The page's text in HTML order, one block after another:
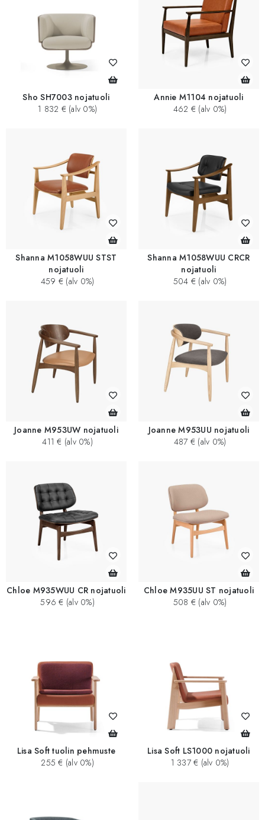
Sho SH7003 nojatuoli
1 832 € (alv 0%)
Annie M1104 nojatuoli
462 € (alv 0%)
Shanna M1058WUU STST
nojatuoli
459 € (alv 0%)
Shanna M1058WUU CRCR
nojatuoli
504 € (alv 0%)
Joanne M953UW nojatuoli
411 € (alv 0%)
Joanne M953UU nojatuoli
487 € (alv 0%)
Chloe M935WUU CR nojatuoli
596 € (alv 0%)
Chloe M935UU ST nojatuoli
508 € (alv 0%)
Lisa Soft tuolin pehmuste
255 € (alv 0%)
Lisa Soft LS1000 nojatuoli
1 337 € (alv 0%)